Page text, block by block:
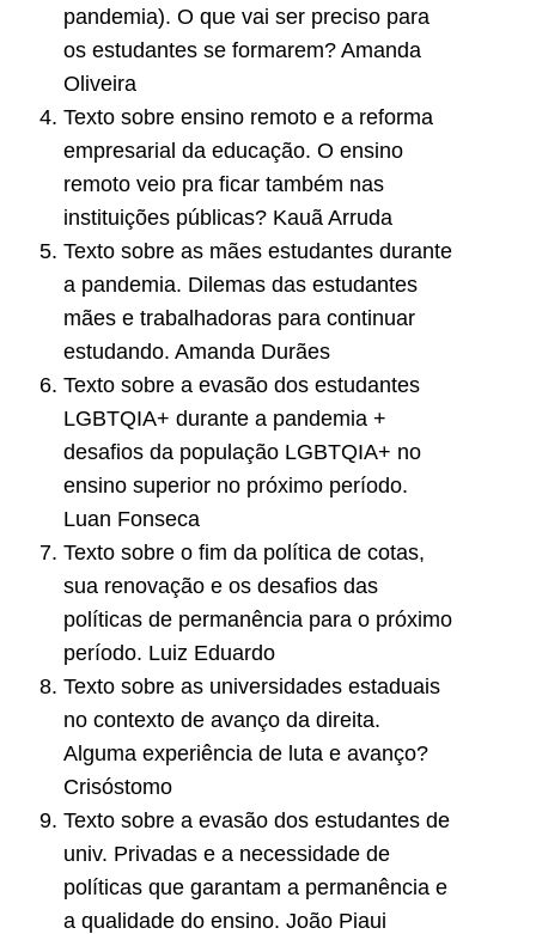
pandemia). O que vai ser preciso para
os estudantes se formarem? Amanda
Oliveira
Texto sobre ensino remoto e a reforma
empresarial da educação. O ensino
remoto veio pra ficar também nas
instituições públicas? Kauã Arruda
Texto sobre as mães estudantes durante
a pandemia. Dilemas das estudantes
mães e trabalhadoras para continuar
estudando. Amanda Durães
Texto sobre a evasão dos estudantes
LGBTQIA+ durante a pandemia +
desafios da população LGBTQIA+ no
ensino superior no próximo período.
Luan Fonseca
Texto sobre o fim da política de cotas,
sua renovação e os desafios das
políticas de permanência para o próximo
período. Luiz Eduardo
Texto sobre as universidades estaduais
no contexto de avanço da direita.
Alguma experiência de luta e avanço?
Crisóstomo
Texto sobre a evasão dos estudantes de
univ. Privadas e a necessidade de
políticas que garantam a permanência e
a qualidade do ensino. João Piaui